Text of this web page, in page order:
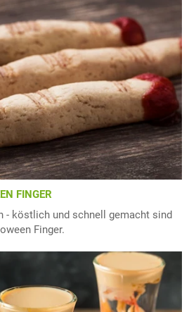
FINGER
- köstlich und schnell gemacht sind
Finger.